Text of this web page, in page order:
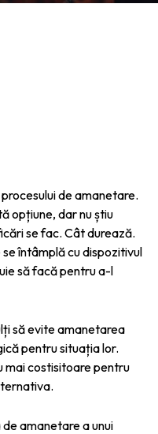
de amanetare.
opțiune, dar nu știu
se fac. Cât durează.
întâmplă cu dispozitivul
să facă pentru a-l
să evite amanetarea
pentru situația lor.
mai costisitoare pentru
de amanetare a unui